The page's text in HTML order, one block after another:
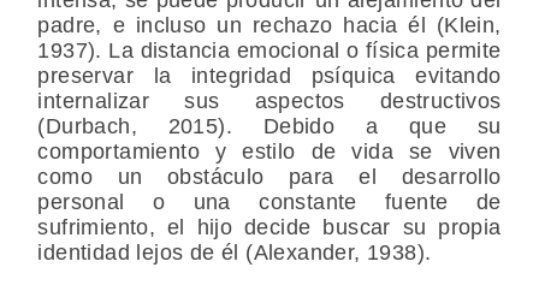
padre, e incluso un rechazo hacia él (Klein,
1937). La distancia emocional o física permite
preservar la integridad psíquica evitando
internalizar sus aspectos destructivos
(Durbach, 2015). Debido a que su
comportamiento y estilo de vida se viven
como un obstáculo para el desarrollo
personal o una constante fuente de
sufrimiento, el hijo decide buscar su propia
identidad lejos de él (Alexander, 1938).